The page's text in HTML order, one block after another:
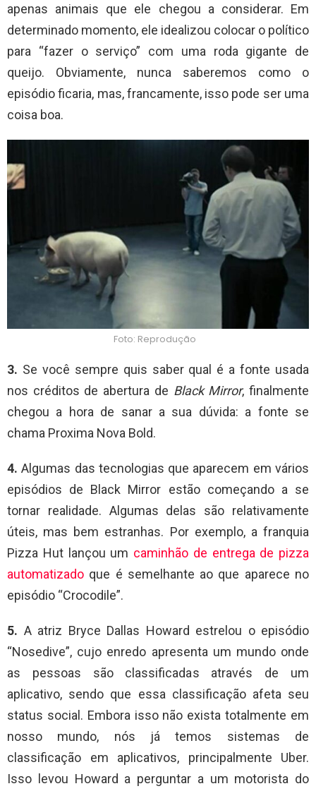
apenas animais que ele chegou a considerar. Em
determinado momento, ele idealizou colocar o político
para “fazer o serviço” com uma roda gigante de
queijo. Obviamente, nunca saberemos como o
episódio ficaria, mas, francamente, isso pode ser uma
coisa boa.
Foto: Reprodução
3. Se você sempre quis saber qual é a fonte usada
nos créditos de abertura de Black Mirror, finalmente
chegou a hora de sanar a sua dúvida: a fonte se
chama Proxima Nova Bold.
4. Algumas das tecnologias que aparecem em vários
episódios de Black Mirror estão começando a se
tornar realidade. Algumas delas são relativamente
úteis, mas bem estranhas. Por exemplo, a franquia
Pizza Hut lançou um caminhão de entrega de pizza
automatizado que é semelhante ao que aparece no
episódio “Crocodile”.
5. A atriz Bryce Dallas Howard estrelou o episódio
“Nosedive”, cujo enredo apresenta um mundo onde
as pessoas são classificadas através de um
aplicativo, sendo que essa classificação afeta seu
status social. Embora isso não exista totalmente em
nosso mundo, nós já temos sistemas de
classificação em aplicativos, principalmente Uber.
Isso levou Howard a perguntar a um motorista do